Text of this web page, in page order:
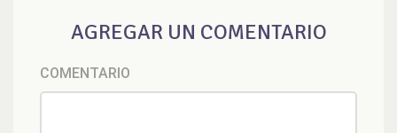
AGREGAR UN COMENTARIO
COMENTARIO